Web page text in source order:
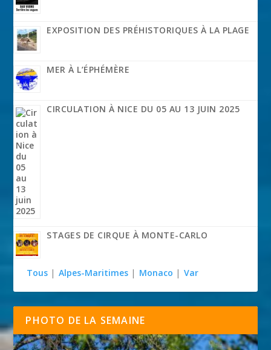
EXPOSITION DES PRÉHISTORIQUES À LA PLAGE
MER À L’ÉPHÉMÈRE
CIRCULATION À NICE DU 05 AU 13 JUIN 2025
STAGES DE CIRQUE À MONTE-CARLO
Tous | Alpes-Maritimes | Monaco | Var
PHOTO DE LA SEMAINE